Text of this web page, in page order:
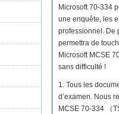
Microsoft 70-334
une enquête, les
professionnel. De
permettra de
Microsoft MCSE
sans difficulté !
1. Tous les
d’examen. Nous
MCSE 70-334 （